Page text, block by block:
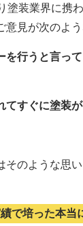
塗装業界に携
見が次のよう
を行うと言っ
てすぐに塗装
そのような思
で培った本当